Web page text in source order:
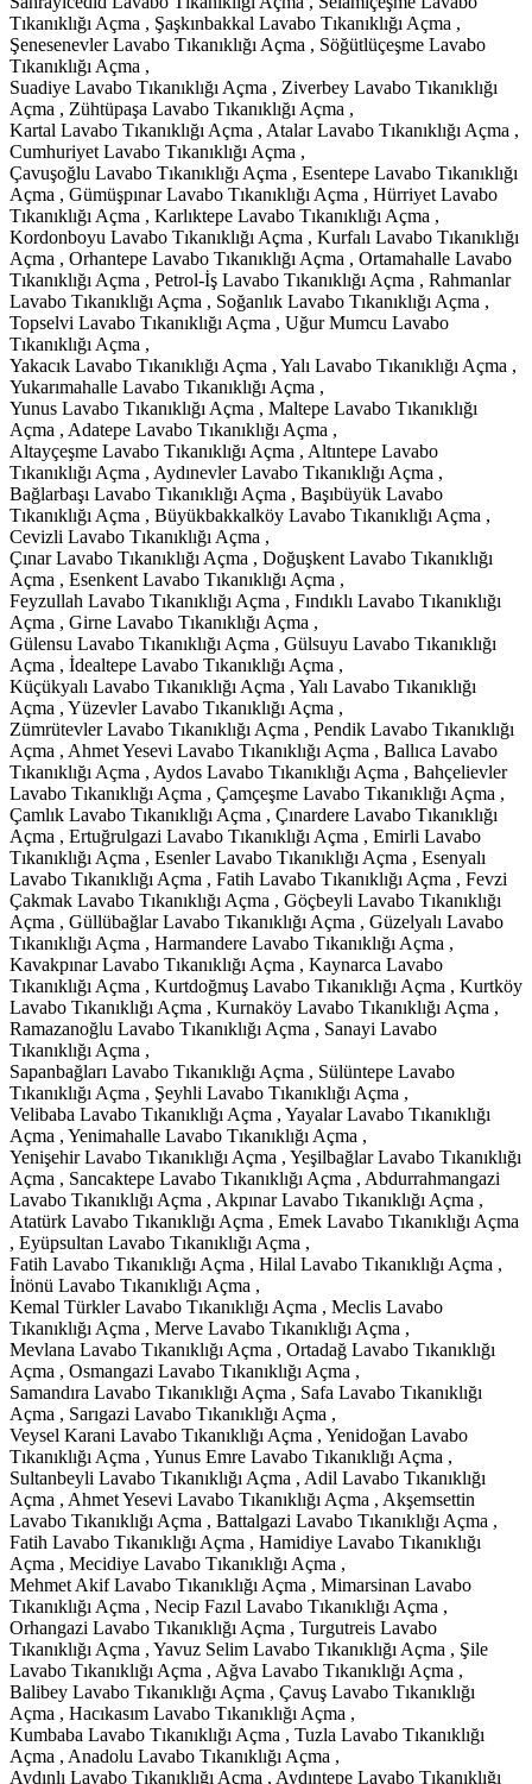
Tıkanıklığı Açma , Şaşkınbakkal Lavabo Tıkanıklığı Açma ,
Şenesenevler Lavabo Tıkanıklığı Açma , Söğütlüçeşme Lavabo
Tıkanıklığı Açma ,
Suadiye Lavabo Tıkanıklığı Açma , Ziverbey Lavabo Tıkanıklığı
Açma , Zühtüpaşa Lavabo Tıkanıklığı Açma ,
Kartal Lavabo Tıkanıklığı Açma , Atalar Lavabo Tıkanıklığı Açma ,
Cumhuriyet Lavabo Tıkanıklığı Açma ,
Çavuşoğlu Lavabo Tıkanıklığı Açma , Esentepe Lavabo Tıkanıklığı
Açma , Gümüşpınar Lavabo Tıkanıklığı Açma , Hürriyet Lavabo
Tıkanıklığı Açma , Karlıktepe Lavabo Tıkanıklığı Açma ,
Kordonboyu Lavabo Tıkanıklığı Açma , Kurfalı Lavabo Tıkanıklığı
Açma , Orhantepe Lavabo Tıkanıklığı Açma , Ortamahalle Lavabo
Tıkanıklığı Açma , Petrol-İş Lavabo Tıkanıklığı Açma , Rahmanlar
Lavabo Tıkanıklığı Açma , Soğanlık Lavabo Tıkanıklığı Açma ,
Topselvi Lavabo Tıkanıklığı Açma , Uğur Mumcu Lavabo
Tıkanıklığı Açma ,
Yakacık Lavabo Tıkanıklığı Açma , Yalı Lavabo Tıkanıklığı Açma ,
Yukarımahalle Lavabo Tıkanıklığı Açma ,
Yunus Lavabo Tıkanıklığı Açma , Maltepe Lavabo Tıkanıklığı
Açma , Adatepe Lavabo Tıkanıklığı Açma ,
Altayçeşme Lavabo Tıkanıklığı Açma , Altıntepe Lavabo
Tıkanıklığı Açma , Aydınevler Lavabo Tıkanıklığı Açma ,
Bağlarbaşı Lavabo Tıkanıklığı Açma , Başıbüyük Lavabo
Tıkanıklığı Açma , Büyükbakkalköy Lavabo Tıkanıklığı Açma ,
Cevizli Lavabo Tıkanıklığı Açma ,
Çınar Lavabo Tıkanıklığı Açma , Doğuşkent Lavabo Tıkanıklığı
Açma , Esenkent Lavabo Tıkanıklığı Açma ,
Feyzullah Lavabo Tıkanıklığı Açma , Fındıklı Lavabo Tıkanıklığı
Açma , Girne Lavabo Tıkanıklığı Açma ,
Gülensu Lavabo Tıkanıklığı Açma , Gülsuyu Lavabo Tıkanıklığı
Açma , İdealtepe Lavabo Tıkanıklığı Açma ,
Küçükyalı Lavabo Tıkanıklığı Açma , Yalı Lavabo Tıkanıklığı
Açma , Yüzevler Lavabo Tıkanıklığı Açma ,
Zümrütevler Lavabo Tıkanıklığı Açma , Pendik Lavabo Tıkanıklığı
Açma , Ahmet Yesevi Lavabo Tıkanıklığı Açma , Ballıca Lavabo
Tıkanıklığı Açma , Aydos Lavabo Tıkanıklığı Açma , Bahçelievler
Lavabo Tıkanıklığı Açma , Çamçeşme Lavabo Tıkanıklığı Açma ,
Çamlık Lavabo Tıkanıklığı Açma , Çınardere Lavabo Tıkanıklığı
Açma , Ertuğrulgazi Lavabo Tıkanıklığı Açma , Emirli Lavabo
Tıkanıklığı Açma , Esenler Lavabo Tıkanıklığı Açma , Esenyalı
Lavabo Tıkanıklığı Açma , Fatih Lavabo Tıkanıklığı Açma , Fevzi
Çakmak Lavabo Tıkanıklığı Açma , Göçbeyli Lavabo Tıkanıklığı
Açma , Güllübağlar Lavabo Tıkanıklığı Açma , Güzelyalı Lavabo
Tıkanıklığı Açma , Harmandere Lavabo Tıkanıklığı Açma ,
Kavakpınar Lavabo Tıkanıklığı Açma , Kaynarca Lavabo
Tıkanıklığı Açma , Kurtdoğmuş Lavabo Tıkanıklığı Açma , Kurtköy
Lavabo Tıkanıklığı Açma , Kurnaköy Lavabo Tıkanıklığı Açma ,
Ramazanoğlu Lavabo Tıkanıklığı Açma , Sanayi Lavabo
Tıkanıklığı Açma ,
Sapanbağları Lavabo Tıkanıklığı Açma , Sülüntepe Lavabo
Tıkanıklığı Açma , Şeyhli Lavabo Tıkanıklığı Açma ,
Velibaba Lavabo Tıkanıklığı Açma , Yayalar Lavabo Tıkanıklığı
Açma , Yenimahalle Lavabo Tıkanıklığı Açma ,
Yenişehir Lavabo Tıkanıklığı Açma , Yeşilbağlar Lavabo Tıkanıklığı
Açma , Sancaktepe Lavabo Tıkanıklığı Açma , Abdurrahmangazi
Lavabo Tıkanıklığı Açma , Akpınar Lavabo Tıkanıklığı Açma ,
Atatürk Lavabo Tıkanıklığı Açma , Emek Lavabo Tıkanıklığı Açma
, Eyüpsultan Lavabo Tıkanıklığı Açma ,
Fatih Lavabo Tıkanıklığı Açma , Hilal Lavabo Tıkanıklığı Açma ,
İnönü Lavabo Tıkanıklığı Açma ,
Kemal Türkler Lavabo Tıkanıklığı Açma , Meclis Lavabo
Tıkanıklığı Açma , Merve Lavabo Tıkanıklığı Açma ,
Mevlana Lavabo Tıkanıklığı Açma , Ortadağ Lavabo Tıkanıklığı
Açma , Osmangazi Lavabo Tıkanıklığı Açma ,
Samandıra Lavabo Tıkanıklığı Açma , Safa Lavabo Tıkanıklığı
Açma , Sarıgazi Lavabo Tıkanıklığı Açma ,
Veysel Karani Lavabo Tıkanıklığı Açma , Yenidoğan Lavabo
Tıkanıklığı Açma , Yunus Emre Lavabo Tıkanıklığı Açma ,
Sultanbeyli Lavabo Tıkanıklığı Açma , Adil Lavabo Tıkanıklığı
Açma , Ahmet Yesevi Lavabo Tıkanıklığı Açma , Akşemsettin
Lavabo Tıkanıklığı Açma , Battalgazi Lavabo Tıkanıklığı Açma ,
Fatih Lavabo Tıkanıklığı Açma , Hamidiye Lavabo Tıkanıklığı
Açma , Mecidiye Lavabo Tıkanıklığı Açma ,
Mehmet Akif Lavabo Tıkanıklığı Açma , Mimarsinan Lavabo
Tıkanıklığı Açma , Necip Fazıl Lavabo Tıkanıklığı Açma ,
Orhangazi Lavabo Tıkanıklığı Açma , Turgutreis Lavabo
Tıkanıklığı Açma , Yavuz Selim Lavabo Tıkanıklığı Açma , Şile
Lavabo Tıkanıklığı Açma , Ağva Lavabo Tıkanıklığı Açma ,
Balibey Lavabo Tıkanıklığı Açma , Çavuş Lavabo Tıkanıklığı
Açma , Hacıkasım Lavabo Tıkanıklığı Açma ,
Kumbaba Lavabo Tıkanıklığı Açma , Tuzla Lavabo Tıkanıklığı
Açma , Anadolu Lavabo Tıkanıklığı Açma ,
Aydınlı Lavabo Tıkanıklığı Açma , Aydıntepe Lavabo Tıkanıklığı